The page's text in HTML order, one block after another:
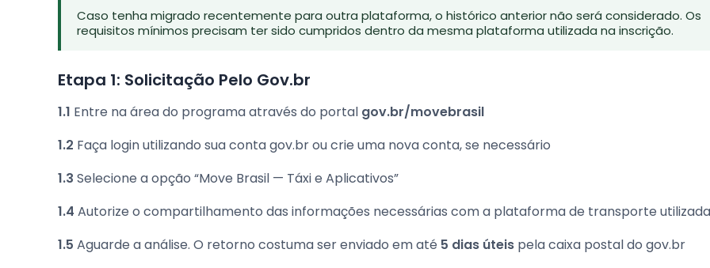
Caso tenha migrado recentemente para outra plataforma, o histórico anterior não será considerado. Os
requisitos mínimos precisam ter sido cumpridos dentro da mesma plataforma utilizada na inscrição.
Etapa 1: Solicitação Pelo Gov.br
1.1 Entre na área do programa através do portal gov.br/movebrasil
1.2 Faça login utilizando sua conta gov.br ou crie uma nova conta, se necessário
1.3 Selecione a opção “Move Brasil — Táxi e Aplicativos”
1.4 Autorize o compartilhamento das informações necessárias com a plataforma de transporte utilizada
1.5 Aguarde a análise. O retorno costuma ser enviado em até 5 dias úteis pela caixa postal do gov.br